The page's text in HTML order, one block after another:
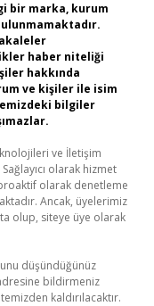
bir marka, kurum
haber niteliği
hakkında
ve kişiler ile isim
bilgiler
ve İletişim
olarak hizmet
olarak denetleme
Ancak, üyelerimiz
olup, siteye üye olarak
düşündüğünüz
bildirmeniz
kaldırılacaktır.